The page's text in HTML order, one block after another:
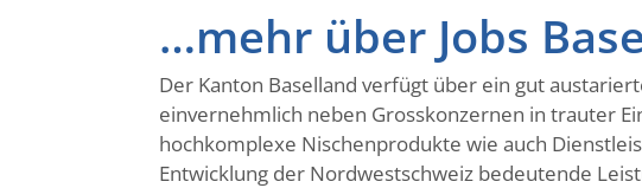
…mehr über Jobs
Der Kanton Baselland verfügt über ein gut
einvernehmlich neben Grosskonzernen in trauter
hochkomplexe Nischenprodukte wie auch
Entwicklung der Nordwestschweiz bedeutende